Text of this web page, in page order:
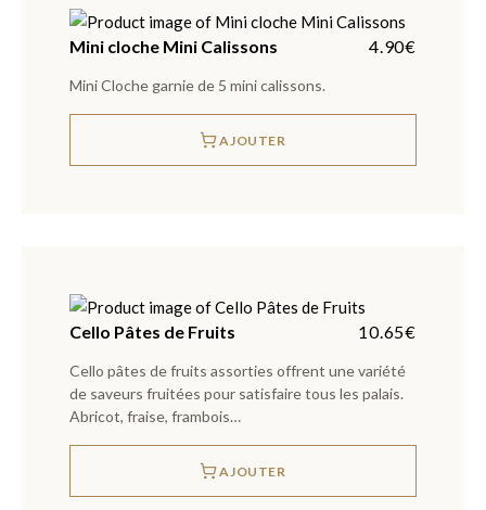
Mini cloche Mini Calissons 4.90€
Mini Cloche garnie de 5 mini calissons.
AJOUTER
Cello Pâtes de Fruits 10.65€
Cello pâtes de fruits assorties offrent une variété
de saveurs fruitées pour satisfaire tous les palais.
Abricot, fraise, frambois…
AJOUTER